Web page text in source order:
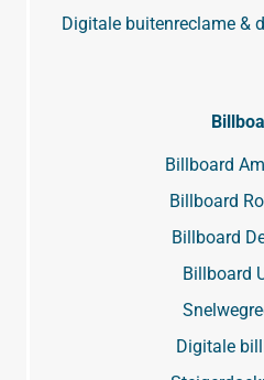
Digitale buitenreclame &
Billboard
Billboard
Billboard
Billboard
Digitale